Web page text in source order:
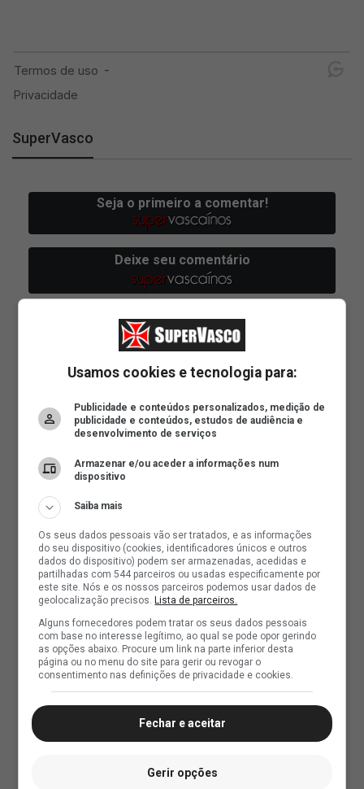
SuperVasco
Usamos cookies e tecnologia para:
Publicidade e conteúdos personalizados, medição de
publicidade e conteúdos, estudos de audiência e
desenvolvimento de serviços
Armazenar e/ou aceder a informações num
dispositivo
Saiba mais
Os seus dados pessoais vão ser tratados, e as informações
do seu dispositivo (cookies, identificadores únicos e outros
dados do dispositivo) podem ser armazenadas, acedidas e
partilhadas com 544 parceiros ou usadas especificamente por
este site. Nós e os nossos parceiros podemos usar dados de
geolocalização precisos. Lista de parceiros.
Alguns fornecedores podem tratar os seus dados pessoais
com base no interesse legítimo, ao qual se pode opor gerindo
as opções abaixo. Procure um link na parte inferior desta
página ou no menu do site para gerir ou revogar o
consentimento nas definições de privacidade e cookies.
Fechar e aceitar
Gerir opções